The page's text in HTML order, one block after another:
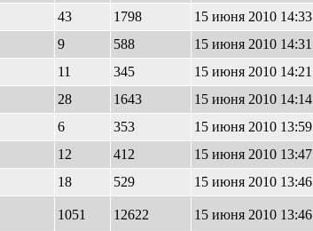
43 1798
15 июня 2010 14:33
9 588
15 июня 2010 14:31
11 345
15 июня 2010 14:21
28 1643
15 июня 2010 14:14
6 353
15 июня 2010 13:59
12 412
15 июня 2010 13:47
18 529
15 июня 2010 13:46
1051 12622 15 июня 2010 13:46